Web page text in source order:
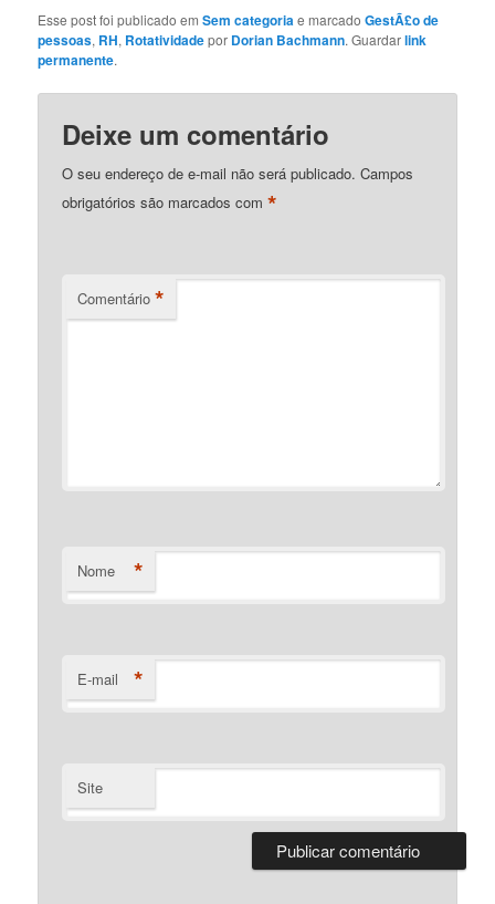
Esse post foi publicado emSem categoriae marcadoGestÃ£o de
pessoas, RH, Rotatividadepor Dorian Bachmann. Guardarlink
permanente.
Deixe um comentário
O seu endereço de e-mail não será publicado. Campos
obrigatórios são marcados com*
Comentário *
Nome *
E-mail *
Site